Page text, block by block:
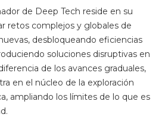
de Deep Tech reside en su
retos complejos y globales de
desbloqueando eficiencias
soluciones disruptivas en
de los avances graduales,
en el núcleo de la exploración
ampliando los límites de lo que es